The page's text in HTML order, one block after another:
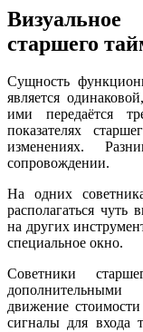
старшего
Сущность
является
ими передаётся
показателях
изменениях.
сопровождении.
На одних
располагаться чуть
на других
специальное окно.
Советники
движение
сигналы для входа